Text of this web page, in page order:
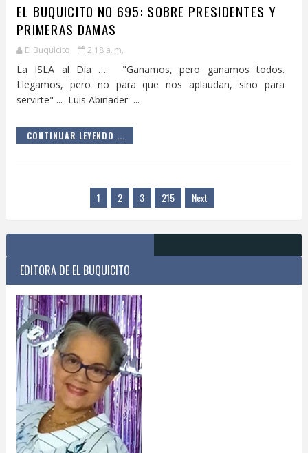
EL BUQUICITO NO 695: SOBRE PRESIDENTES Y
PRIMERAS DAMAS
El Buquìcito 2:18 a. m.
La ISLA al Día …. "Ganamos, pero ganamos todos.
Llegamos, pero no para que nos aplaudan, sino para
servirte" ... Luis Abinader ...
CONTINUAR LEYENDO ...
1 2 3 215 Next
EDITORA DE EL BUQUICITO